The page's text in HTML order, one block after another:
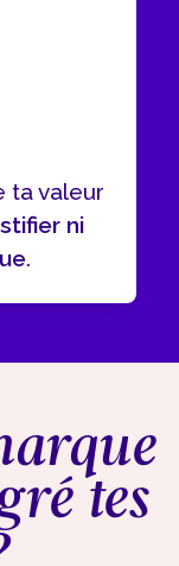
ta valeur
ni
.
tes